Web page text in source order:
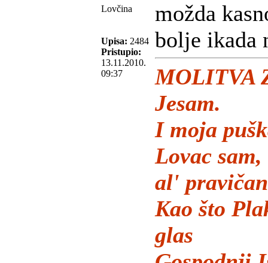
Lovčina
Upisa: 2484
Pristupio:
13.11.2010.
09:37
možda
bolje ikada
MOLITVA
Jesam.
I moja
Lovac sam,
al'
Kao što
glas